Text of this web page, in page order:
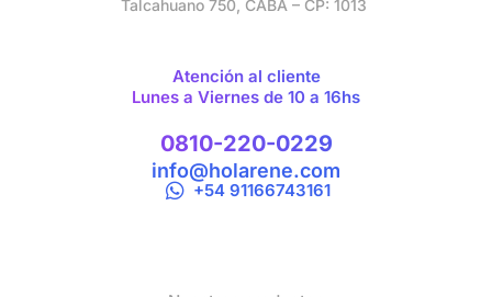
Talcahuano 750, CABA – CP: 1013
Atención al cliente
Lunes a Viernes de 10 a 16hs
0810-220-0229
info@holarene.com
+54 91166743161